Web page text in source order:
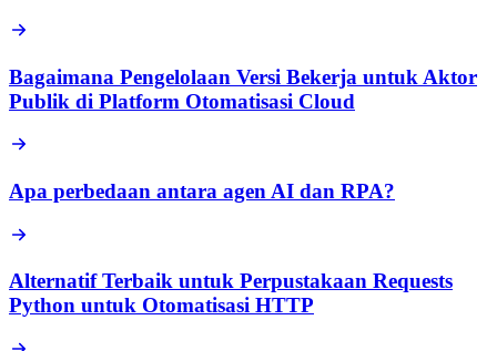
Bagaimana Pengelolaan Versi Bekerja untuk Aktor
Publik di Platform Otomatisasi Cloud
Apa perbedaan antara agen AI dan RPA?
Alternatif Terbaik untuk Perpustakaan Requests
Python untuk Otomatisasi HTTP